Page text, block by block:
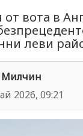
вота в
леви
Милчин
2026, 09:21